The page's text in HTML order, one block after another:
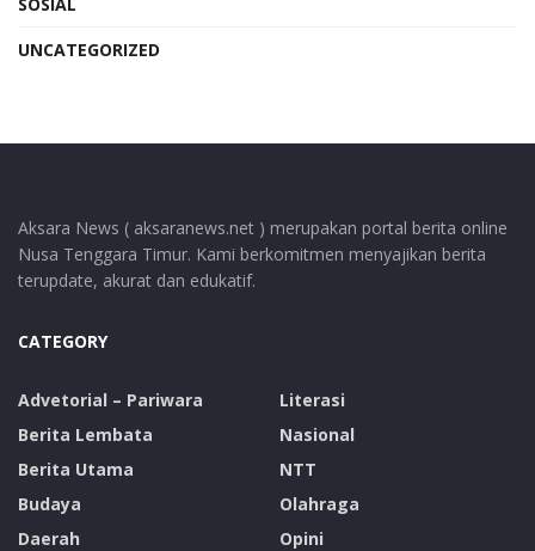
UNCATEGORIZED
Aksara News ( aksaranews.net ) merupakan portal berita online
Nusa Tenggara Timur. Kami berkomitmen menyajikan berita
terupdate, akurat dan edukatif.
CATEGORY
Advetorial – Pariwara
Berita Lembata
Berita Utama
Budaya
Daerah
Literasi
Nasional
NTT
Olahraga
Opini